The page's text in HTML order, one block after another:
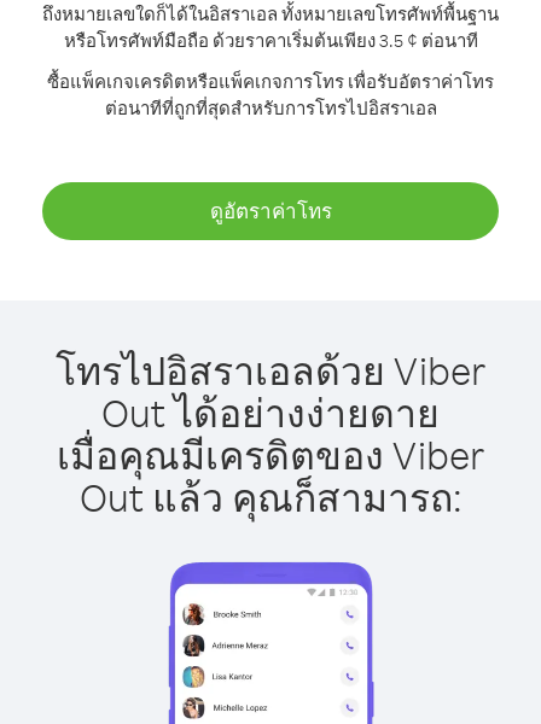
ถึงหมายเลขใดก็ได้ในอิสราเอล ทั้งหมายเลขโทรศัพท์พื้นฐาน
หรือโทรศัพท์มือถือ ด้วยราคาเริ่มต้นเพียง 3.5 ¢ ต่อนาที
ซื้อแพ็คเกจเครดิตหรือแพ็คเกจการโทร เพื่อรับอัตราค่าโทร
ต่อนาทีที่ถูกที่สุดสำหรับการโทรไปอิสราเอล
ดูอัตราค่าโทร
โทรไปอิสราเอลด้วย Viber
Out ได้อย่างง่ายดาย
เมื่อคุณมีเครดิตของ Viber
Out แล้ว คุณก็สามารถ: